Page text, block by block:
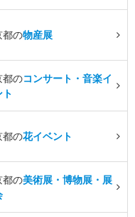
都の物産展
都のコンサート・音楽イ
都の花イベント
都の美術展・博物展・展